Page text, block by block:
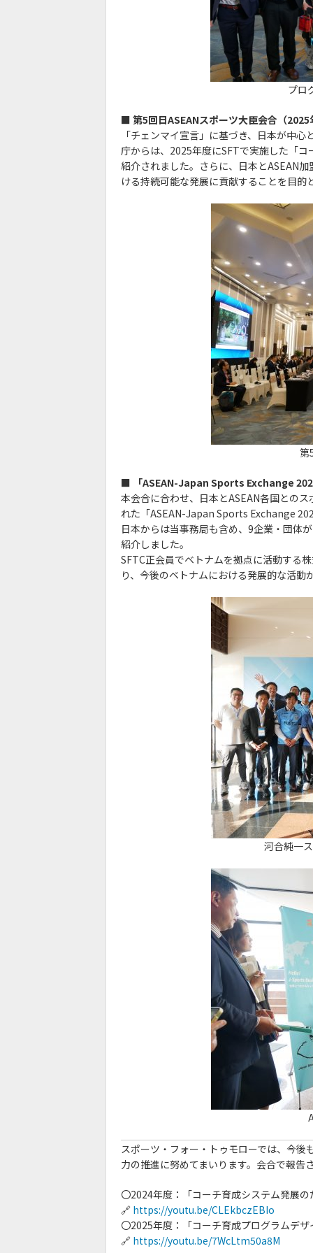
プロ
■ 第5回日ASEANスポーツ大臣会合（
「チェンマイ宣言」に基づき、日本が中
庁からは、2025年度にSFTで実施した「
紹介されました。 さらに、日本とASEAN
ける持続可能な発展に貢献することを目
第
■ 「ASEAN-Japan Sports Exchange
本会合に合わせ、日本とASEAN各国との
れた「ASEAN-Japan Sports Exchange
日本からは当事務局も含め、9企業・団体
紹介しました。
SFTC正会員でベトナムを拠点に活動する
り、今後のベトナムにおける発展的な活動
河合純一
スポーツ・フォー・トゥモローでは、今
力の推進に努めてまいります。会合で報
〇2024年度：「コーチ育成システム発展
🔗 https://youtu.be/CLEkbczEBIo
〇2025年度：「コーチ育成プログラムデ
🔗 https://youtu.be/7WcLtm50a8M